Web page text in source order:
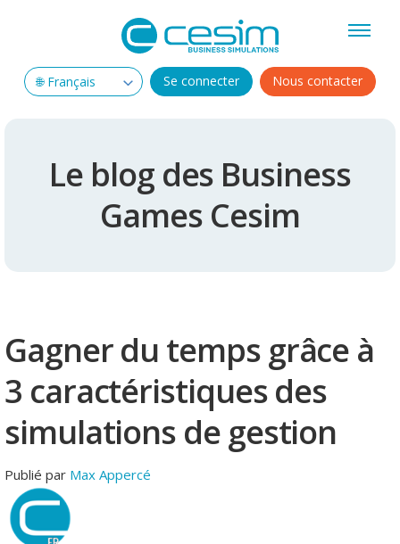
Se connecter Nous contacter
Le blog des Business
Games Cesim
Gagner du temps grâce à
3 caractéristiques des
simulations de gestion
Publié par Max Appercé